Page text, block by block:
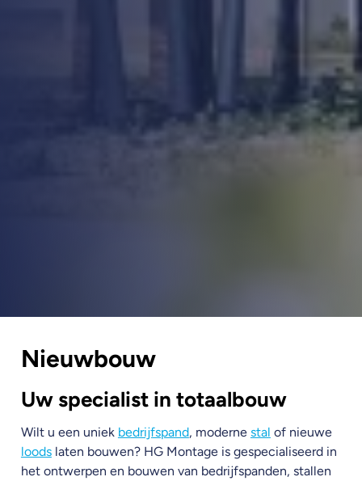
Nieuwbouw
Uw specialist in totaalbouw
Wilt u een uniek bedrijfspand, moderne stal of nieuwe
loodslaten bouwen? HG Montage is gespecialiseerd in
het ontwerpen en bouwen van bedrijfspanden, stallen